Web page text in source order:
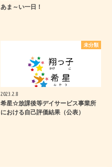
あま～い一日！
未分類
2023.2.8
希星☆放課後等デイサービス事業所
における自己評価結果（公表）